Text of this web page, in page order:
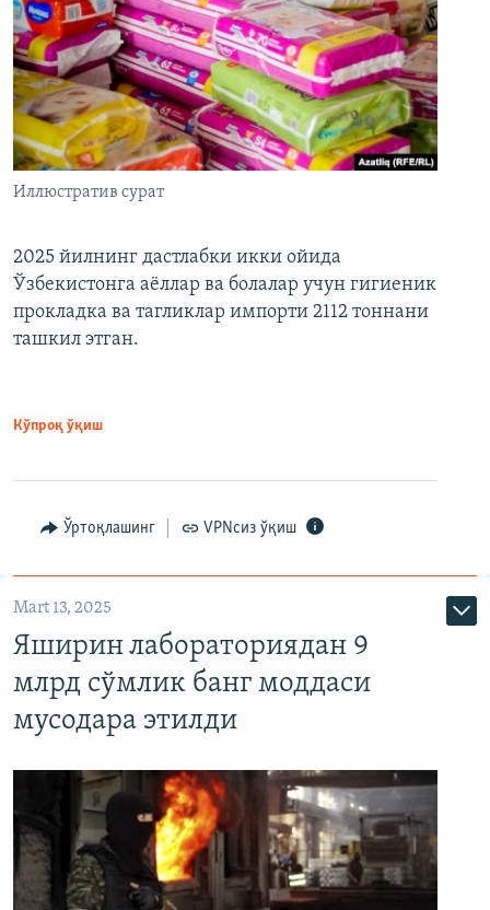
Иллюстратив сурат
2025 йилнинг дастлабки икки ойида
Ўзбекистонга аёллар ва болалар учун гигиеник
прокладка ва тагликлар импорти 2112 тоннани
ташкил этган.
Кўпроқ ўқиш
Ўртоқлашинг VPNсиз ўқиш
Mart 13, 2025
Яширин лабораториядан 9
млрд сўмлик банг моддаси
мусодара этилди